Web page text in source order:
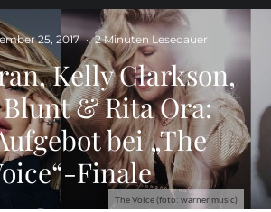
The Voice (foto: warner music)
25, 2017 · 2 Minuten Lesedauer
Kelly Clarkson,
Blunt & Rita Ora:
bei „The
Finale